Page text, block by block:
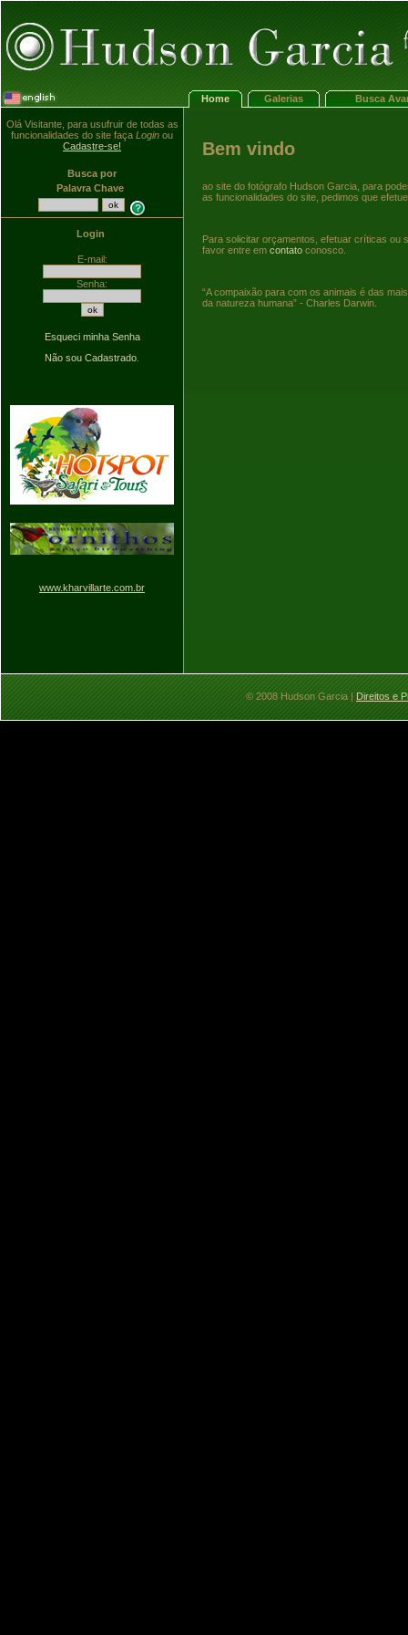
Home Galerias Busca
Olá Visitante, para usufruir de todas as
funcionalidades do site faça Login ou
Cadastre-se!
Busca por
Palavra Chave
Login
E-mail:
Senha:
Esqueci minha Senha
Não sou Cadastrado
www.kharvillarte.com.br
Bem vindo
ao site do fotógrafo Hudson Garcia, para
as funcionalidades do site, pedimos que
Para solicitar orçamentos, efetuar críticas ou
favor entre em contato conosco.
“A compaixão para com os animais é das
da natureza humana” - Charles Darwin.
© 2008 Hudson Garcia |Direitos e